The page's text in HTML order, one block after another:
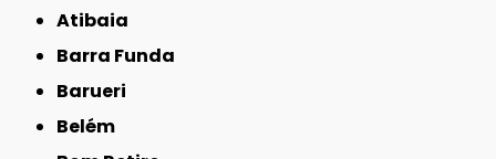
Atibaia
Barra Funda
Barueri
Belém